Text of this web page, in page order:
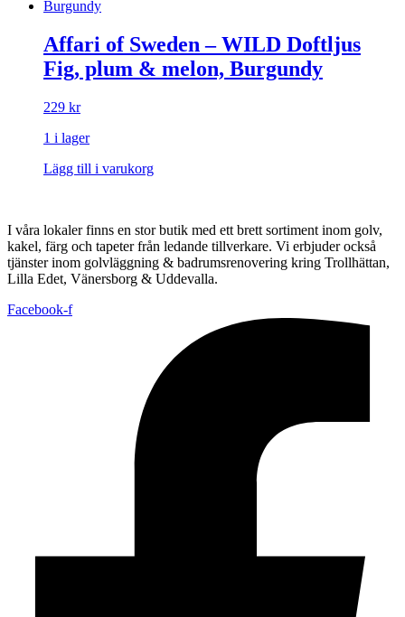
Affari of Sweden – WILD Doftljus
Fig, plum & melon, Burgundy
229 kr
1 i lager
Lägg till i varukorg
I våra lokaler finns en stor butik med ett brett sortiment inom golv,
kakel, färg och tapeter från ledande tillverkare. Vi erbjuder också
tjänster inom golvläggning & badrumsrenovering kring Trollhättan,
Lilla Edet, Vänersborg & Uddevalla.
Facebook-f